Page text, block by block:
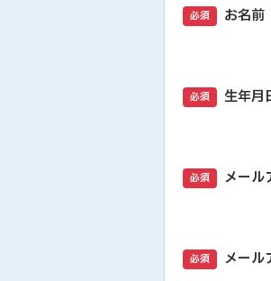
必須 お名前
必須 生年月
必須 メール
必須 メール